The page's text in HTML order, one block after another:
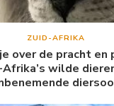
ZUID-AFRIKA
over de pracht en
wilde